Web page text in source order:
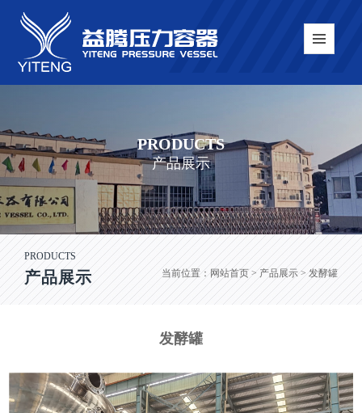
PRODUCTS
产品展示
PRODUCTS
产品展示 当前位置： 网站首页> 产品展示 > 发酵罐
发酵罐